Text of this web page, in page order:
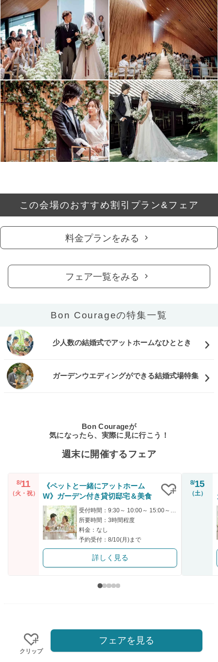
この会場のおすすめ割引プラン&フェア
料金プランをみる
フェア一覧をみる
Bon Courageの特集一覧
少人数の結婚式でアットホームなひととき
ガーデンウエディングができる結婚式場特集
Bon Courageが
気になったら、実際に見に行こう！
週末に開催するフェア
8/11
（火・祝）
《ペットと一緒にアットホーム
W》ガーデン付き貸切邸宅＆美食
所要時間：3時間程度
料金：なし
予約受付：8/10(月)まで
詳しく見る
8/15
（土）
クリップ
フェアを見る